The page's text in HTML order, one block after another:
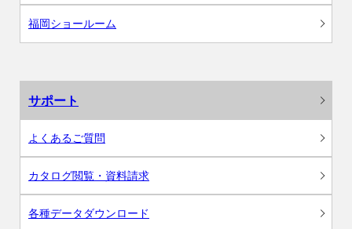
福岡ショールーム
サポート
よくあるご質問
カタログ閲覧・資料請求
各種データダウンロード